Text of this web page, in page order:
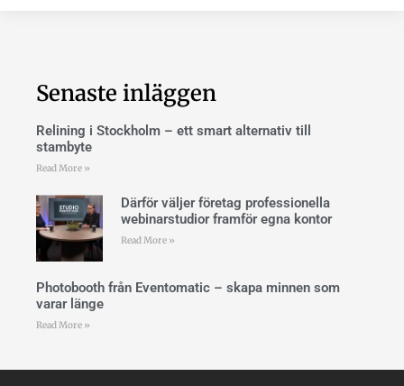
Senaste inläggen
Relining i Stockholm – ett smart alternativ till
stambyte
Read More »
Därför väljer företag professionella
webinarstudior framför egna kontor
Read More »
Photobooth från Eventomatic – skapa minnen som
varar länge
Read More »